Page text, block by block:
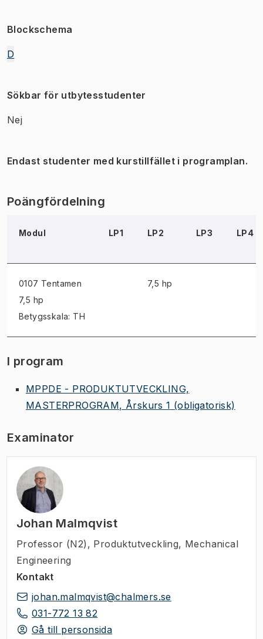
Blockschema
D
Sökbar för utbytesstudenter
Nej
Endast studenter med kurstillfället i programplan.
Poängfördelning
Modul LP1 LP2 LP3 LP4
0107 Tentamen
7,5 hp
Betygsskala: TH
7,5 hp
I program
MPPDE - PRODUKTUTVECKLING,
MASTERPROGRAM, Årskurs 1 (obligatorisk)
Examinator
Johan Malmqvist
Professor (N2) , Produktutveckling, Mechanical
Engineering
Kontakt
johan.malmqvist@chalmers.se
031-772 13 82
Gå till personsida